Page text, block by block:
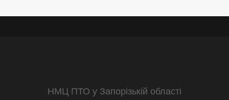
НМЦ ПТО у Запорізькій області